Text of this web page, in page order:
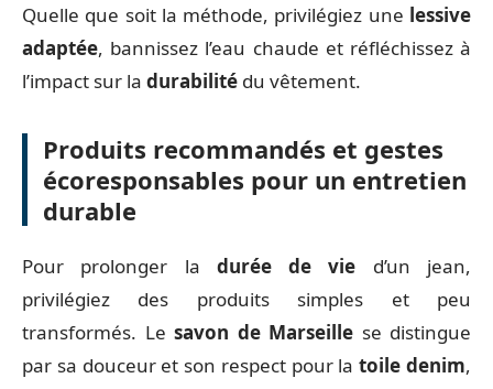
Quelle que soit la méthode, privilégiez une lessive
adaptée, bannissez l’eau chaude et réfléchissez à
l’impact sur la durabilité du vêtement.
Produits recommandés et gestes
écoresponsables pour un entretien
durable
Pour prolonger la durée de vie d’un jean,
privilégiez des produits simples et peu
transformés. Le savon de Marseille se distingue
par sa douceur et son respect pour latoile denim,